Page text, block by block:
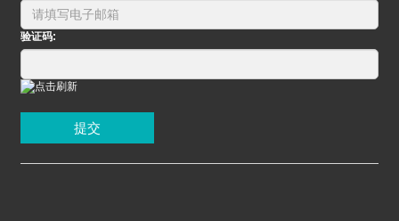
验证码:
提交